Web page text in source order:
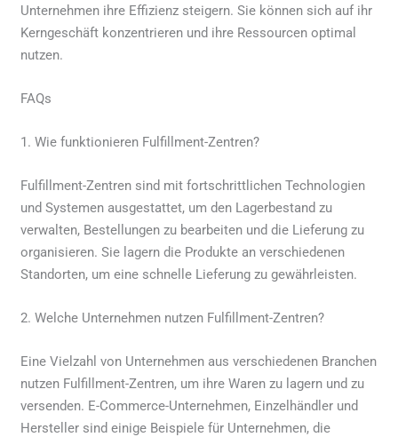
Unternehmen ihre Effizienz steigern. Sie können sich auf ihr
Kerngeschäft konzentrieren und ihre Ressourcen optimal
nutzen.
FAQs
1. Wie funktionieren Fulfillment-Zentren?
Fulfillment-Zentren sind mit fortschrittlichen Technologien
und Systemen ausgestattet, um den Lagerbestand zu
verwalten, Bestellungen zu bearbeiten und die Lieferung zu
organisieren. Sie lagern die Produkte an verschiedenen
Standorten, um eine schnelle Lieferung zu gewährleisten.
2. Welche Unternehmen nutzen Fulfillment-Zentren?
Eine Vielzahl von Unternehmen aus verschiedenen Branchen
nutzen Fulfillment-Zentren, um ihre Waren zu lagern und zu
versenden. E-Commerce-Unternehmen, Einzelhändler und
Hersteller sind einige Beispiele für Unternehmen, die